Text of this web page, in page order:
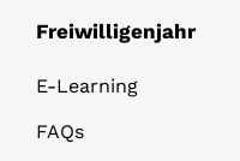
Freiwilligenjahr
E-Learning
FAQs